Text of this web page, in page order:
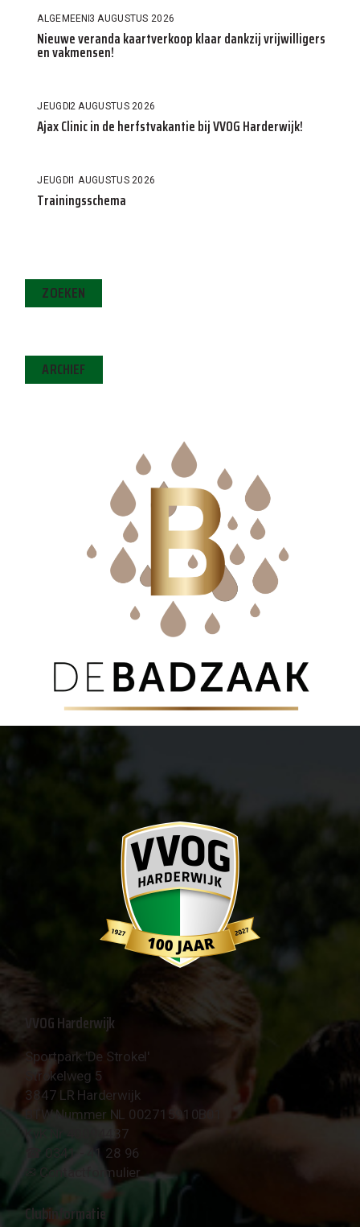
ALGEMEEN3 AUGUSTUS 2026
Nieuwe veranda kaartverkoop klaar dankzij vrijwilligers
en vakmensen!
JEUGD2 AUGUSTUS 2026
Ajax Clinic in de herfstvakantie bij VVOG Harderwijk!
JEUGD1 AUGUSTUS 2026
Trainingsschema
ZOEKEN
ARCHIEF
VVOG Harderwijk
Sportpark 'De Strokel'
Strokelweg 5
3847 LR Harderwijk
BTW Nummer NL 002715910B01
KvK Nr 40094437
☎︎ 0341 - 41 28 96
✉︎ Contactformulier
Clubinformatie